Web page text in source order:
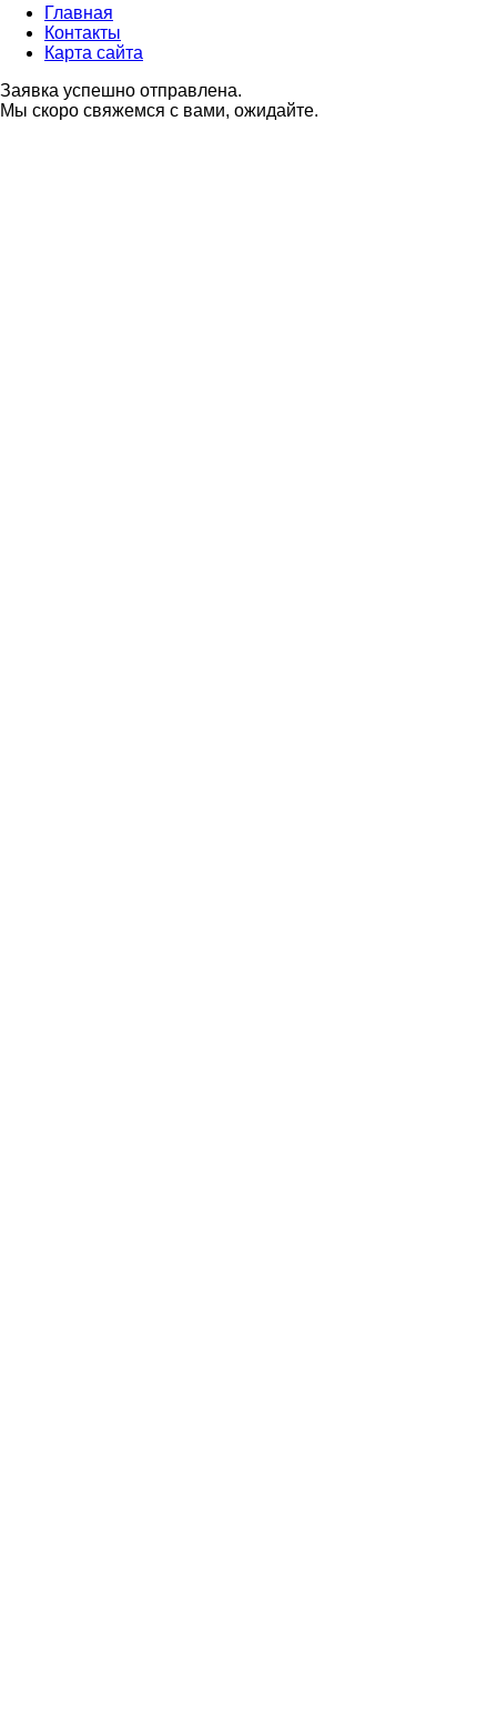
Главная
Контакты
Карта сайта
Заявка успешно отправлена.
Мы скоро свяжемся с вами, ожидайте.